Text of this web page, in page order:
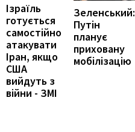
Ізраїль
готується
самостійно
атакувати
Іран, якщо
США
вийдуть з
війни - ЗМІ
Зеленський:
Путін
планує
приховану
мобілізацію